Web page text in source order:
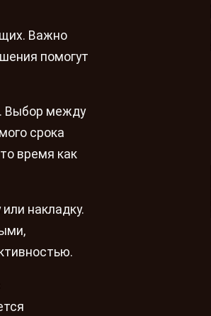
Важно
помогут
Выбор между
срока
время как
накладку.